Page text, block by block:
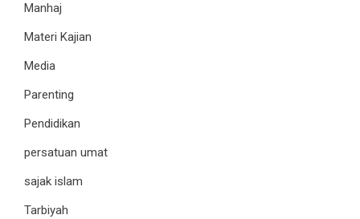
Manhaj
Materi Kajian
Media
Parenting
Pendidikan
persatuan umat
sajak islam
Tarbiyah